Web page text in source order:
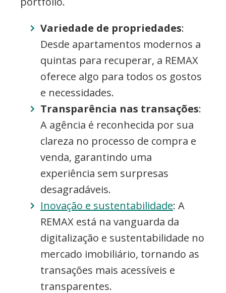
Variedade de propriedades:
Desde apartamentos modernos a
quintas para recuperar, a REMAX
oferece algo para todos os gostos
e necessidades.
Transparência nas transações:
A agência é reconhecida por sua
clareza no processo de compra e
venda, garantindo uma
experiência sem surpresas
desagradáveis.
Inovação e sustentabilidade: A
REMAX está na vanguarda da
digitalização e sustentabilidade no
mercado imobiliário, tornando as
transações mais acessíveis e
transparentes.